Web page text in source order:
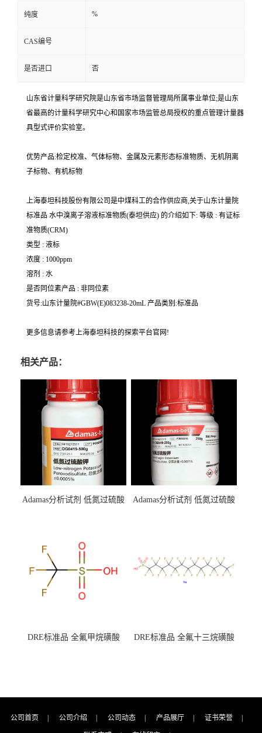
纯度 %
CAS编号
是否进口 否
山东省计量科学研究院是山东省市场监督管理局所属事业单位;是山东
省最高的计量科学研究中心和国家市场监管总局授权的重点管理计量器
具型式评价实验室。
优势产品:检定校准、气体标物、金属及元素形态标准物质、无机阴离
子标物、有机标物
上海泰坦科技股份有限公司是中煤科工的合作供应商,关于山东计量院
标准品 水中溴离子溶液标准物质(泰坦供应) 的介绍如下: 等级 : 有证标
准物质(CRM)
类型 : 液标
浓度 : 1000ppm
溶剂 : 水
是否同位素产品 : 非同位素
货号:山东计量院#GBW(E)083238-20mL 产品类别:标准品
更多信息请参考上海泰坦科技的探索平台官网!
相关产品：
Adamas分析试剂 低氮过硫酸
（泰坦现货供应）
Adamas分析试剂 低氮过硫酸
DRE标准品 全氟甲烷磺酸
DRE标准品 全氟十三烷磺酸
公司首页 公司介绍 公司动态 产品展厅 证书荣誉